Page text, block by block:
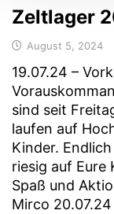
Zeltlager
August 5, 2024
19.07.24 –
sind seit
laufen auf
Kinder.
riesig auf Eure
Spaß und
Mirco